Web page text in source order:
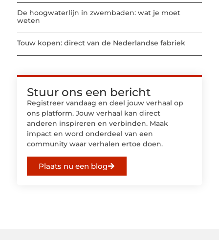
De hoogwaterlijn in zwembaden: wat je moet
weten
Touw kopen: direct van de Nederlandse fabriek
Stuur ons een bericht
Registreer vandaag en deel jouw verhaal op
ons platform. Jouw verhaal kan direct
anderen inspireren en verbinden. Maak
impact en word onderdeel van een
community waar verhalen ertoe doen.
Plaats nu een blog